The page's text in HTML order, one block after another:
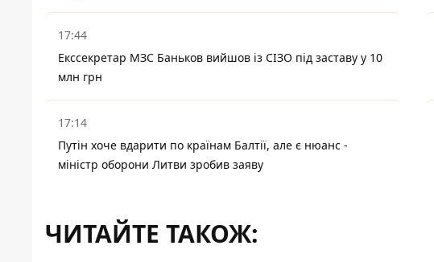
17:44
Екссекретар МЗС Баньков вийшов із СІЗО під заставу у 10
млн грн
17:14
Путін хоче вдарити по країнам Балтії, але є нюанс -
міністр оборони Литви зробив заяву
ЧИТАЙТЕ ТАКОЖ: